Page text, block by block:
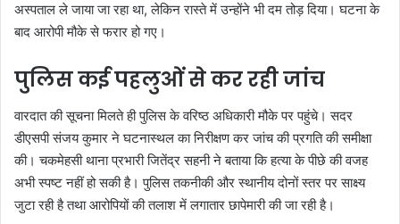
अस्पताल ले जाया जा रहा था, लेकिन रास्ते में उन्होंने भी दम तोड़ दिया। घटना के
बाद आरोपी मौके से फरार हो गए।
पुलिस कई पहलुओं से कर रही जांच
वारदात की सूचना मिलते ही पुलिस के वरिष्ठ अधिकारी मौके पर पहुंचे। सदर
डीएसपी संजय कुमार ने घटनास्थल का निरीक्षण कर जांच की प्रगति की समीक्षा
की। चकमेहसी थाना प्रभारी जितेंद्र सहनी ने बताया कि हत्या के पीछे की वजह
अभी स्पष्ट नहीं हो सकी है। पुलिस तकनीकी और स्थानीय दोनों स्तर पर साक्ष्य
जुटा रही है तथा आरोपियों की तलाश में लगातार छापेमारी की जा रही है।